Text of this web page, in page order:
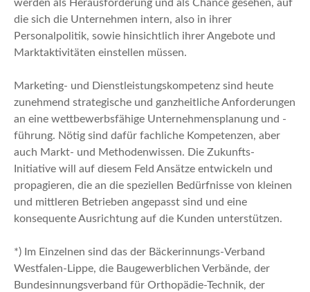
werden als Herausforderung und als Chance gesehen, auf
die sich die Unternehmen intern, also in ihrer
Personalpolitik, sowie hinsichtlich ihrer Angebote und
Marktaktivitäten einstellen müssen.
Marketing- und Dienstleistungskompetenz sind heute
zunehmend strategische und ganzheitliche Anforderungen
an eine wettbewerbsfähige Unternehmensplanung und -
führung. Nötig sind dafür fachliche Kompetenzen, aber
auch Markt- und Methodenwissen. Die Zukunfts-
Initiative will auf diesem Feld Ansätze entwickeln und
propagieren, die an die speziellen Bedürfnisse von kleinen
und mittleren Betrieben angepasst sind und eine
konsequente Ausrichtung auf die Kunden unterstützen.
*) Im Einzelnen sind das der Bäckerinnungs-Verband
Westfalen-Lippe, die Baugewerblichen Verbände, der
Bundesinnungsverband für Orthopädie-Technik, der